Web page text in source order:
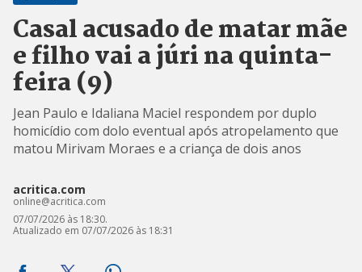
Casal acusado de matar mãe
e filho vai a júri na quinta-
feira (9)
Jean Paulo e Idaliana Maciel respondem por duplo
homicídio com dolo eventual após atropelamento que
matou Mirivam Moraes e a criança de dois anos
acritica.com
online@acritica.com
07/07/2026 às 18:30.
Atualizado em 07/07/2026 às 18:31